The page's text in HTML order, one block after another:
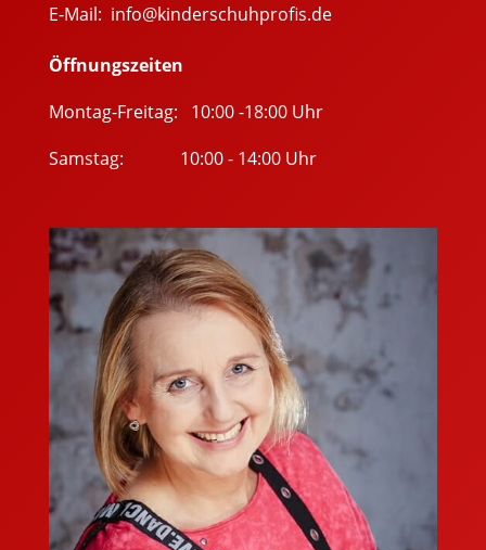
E-Mail: info@kinderschuhprofis.de
Öffnungszeiten
Montag-Freitag: 10:00 -18:00 Uhr
Samstag: 10:00 - 14:00 Uhr